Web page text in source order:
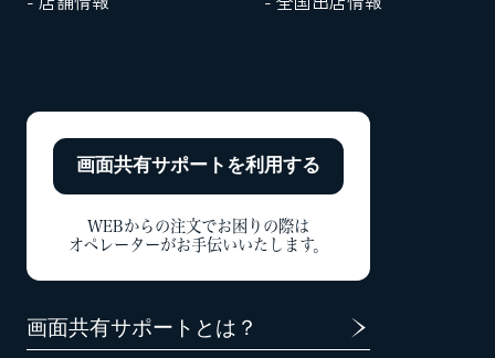
画面共有サポートを利用する
WEBからの注文でお困りの際は
オペレーターがお手伝いいたします。
画面共有サポートとは？